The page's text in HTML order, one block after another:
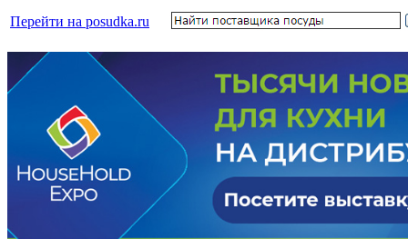
Перейти на posudka.ru